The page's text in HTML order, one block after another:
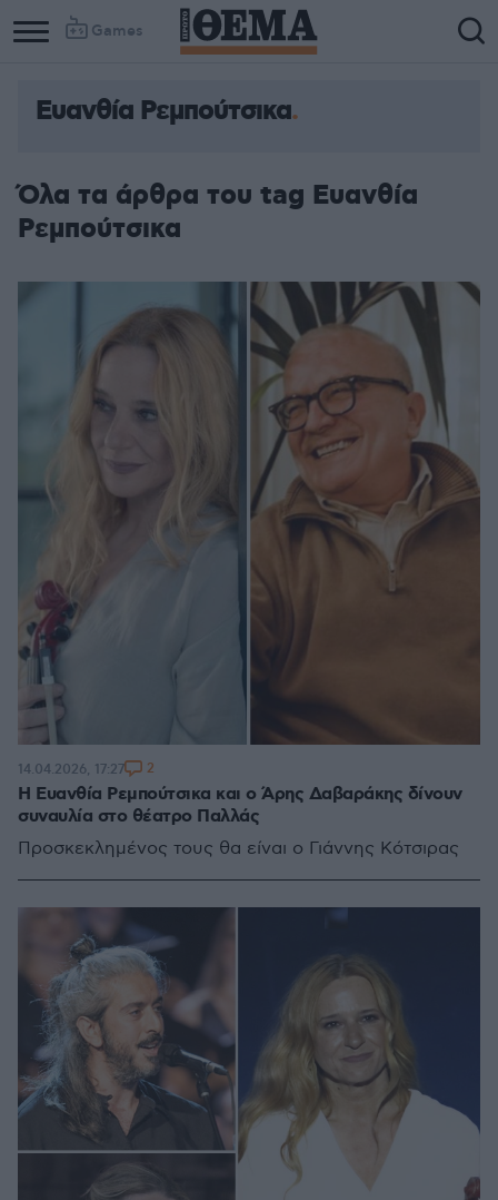
Games
Ευανθία Ρεμπούτσικα
Όλα τα άρθρα του tag Ευανθία
Ρεμπούτσικα
Η Ευανθία Ρεμπούτσικα και ο Άρης Δαβαράκης δίνουν
συναυλία στο θέατρο Παλλάς
Προσκεκλημένος τους θα είναι ο Γιάννης Κότσιρας
14.04.2026, 17:27 2